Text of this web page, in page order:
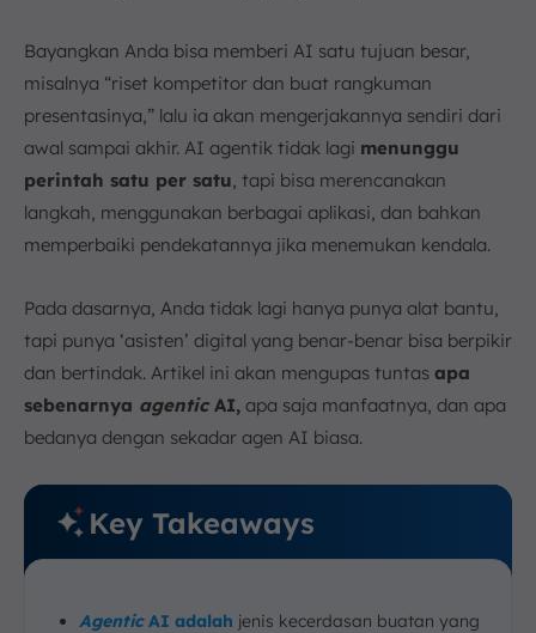
FAQ:
Bayangkan Anda bisa memberi AI satu tujuan besar,
misalnya “riset kompetitor dan buat rangkuman
presentasinya,” lalu ia akan mengerjakannya sendiri dari
awal sampai akhir. AI agentik tidak lagi menunggu
perintah satu per satu, tapi bisa merencanakan
langkah, menggunakan berbagai aplikasi, dan bahkan
memperbaiki pendekatannya jika menemukan kendala.
Pada dasarnya, Anda tidak lagi hanya punya alat bantu,
tapi punya ‘asisten’ digital yang benar-benar bisa berpikir
dan bertindak. Artikel ini akan mengupas tuntas apa
sebenarnya agenticAI, apa saja manfaatnya, dan apa
bedanya dengan sekadar agen AI biasa.
Key Takeaways
AgenticAI adalah jenis kecerdasan buatan yang